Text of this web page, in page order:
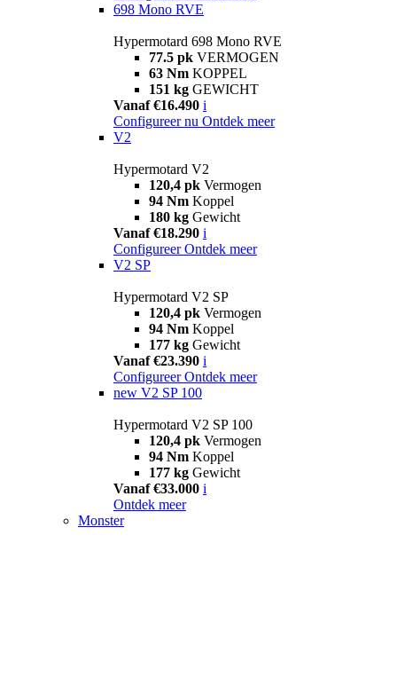
698 Mono RVE
Hypermotard 698 Mono RVE
77.5 pk VERMOGEN
63 Nm KOPPEL
151 kg GEWICHT
Vanaf €16.490 i
Configureer nu Ontdek meer
V2
Hypermotard V2
120,4 pk Vermogen
94 Nm Koppel
180 kg Gewicht
Vanaf €18.290 i
Configureer Ontdek meer
V2 SP
Hypermotard V2 SP
120,4 pk Vermogen
94 Nm Koppel
177 kg Gewicht
Vanaf €23.390 i
Configureer Ontdek meer
new V2 SP 100
Hypermotard V2 SP 100
120,4 pk Vermogen
94 Nm Koppel
177 kg Gewicht
Vanaf €33.000 i
Ontdek meer
Monster